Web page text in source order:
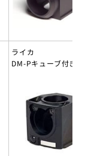
ライカ
DM-Pキューブ付き